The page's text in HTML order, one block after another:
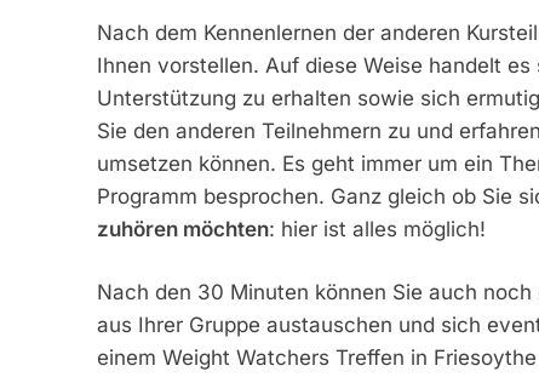
Nach dem Kennenlernen der anderen
Ihnen vorstellen. Auf diese Weise handelt
Unterstützung zu erhalten sowie sich
Sie den anderen Teilnehmern zu und
umsetzen können. Es geht immer um ein
Programm besprochen. Ganz gleich ob Sie
zuhören möchten: hier ist alles möglich!
Nach den 30 Minuten können Sie auch
aus Ihrer Gruppe austauschen und sich
einem Weight Watchers Treffen in Friesoythe